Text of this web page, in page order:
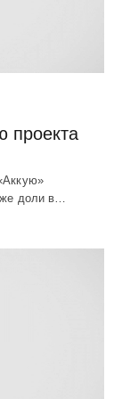
проекта
доли в…